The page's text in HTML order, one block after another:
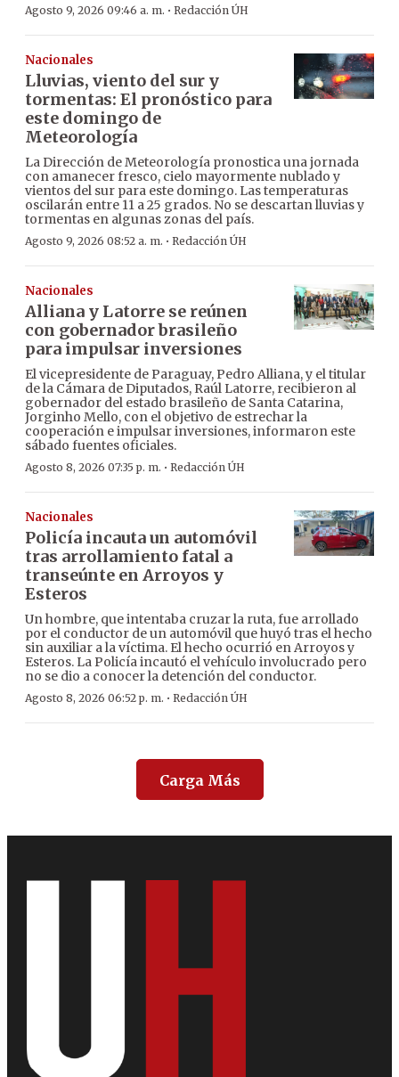
Agosto 9, 2026 09:46 a. m. · Redacción ÚH
Nacionales
Lluvias, viento del sur y
tormentas: El pronóstico para
este domingo de
Meteorología
La Dirección de Meteorología pronostica una jornada
con amanecer fresco, cielo mayormente nublado y
vientos del sur para este domingo. Las temperaturas
oscilarán entre 11 a 25 grados. No se descartan lluvias y
tormentas en algunas zonas del país.
Agosto 9, 2026 08:52 a. m. · Redacción ÚH
Nacionales
Alliana y Latorre se reúnen
con gobernador brasileño
para impulsar inversiones
El vicepresidente de Paraguay, Pedro Alliana, y el titular
de la Cámara de Diputados, Raúl Latorre, recibieron al
gobernador del estado brasileño de Santa Catarina,
Jorginho Mello, con el objetivo de estrechar la
cooperación e impulsar inversiones, informaron este
sábado fuentes oficiales.
Agosto 8, 2026 07:35 p. m. · Redacción ÚH
Nacionales
Policía incauta un automóvil
tras arrollamiento fatal a
transeúnte en Arroyos y
Esteros
Un hombre, que intentaba cruzar la ruta, fue arrollado
por el conductor de un automóvil que huyó tras el hecho
sin auxiliar a la víctima. El hecho ocurrió en Arroyos y
Esteros. La Policía incautó el vehículo involucrado pero
no se dio a conocer la detención del conductor.
Agosto 8, 2026 06:52 p. m. · Redacción ÚH
Carga Más